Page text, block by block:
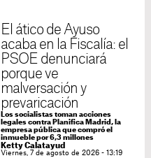
El ático de Ayuso
acaba en la Fiscalía: el
PSOE denunciará
porque ve
malversación y
prevaricación
Los socialistas toman acciones
legales contra Planifica Madrid, la
empresa pública que compró el
inmueble por 6,3 millones
Ketty Calatayud
Viernes, 7 de agosto de 2026 - 13:19